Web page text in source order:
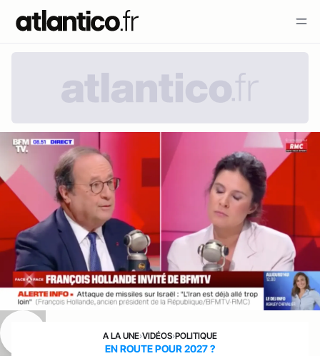
A LA UNE›VIDÉOS›POLITIQUE
EN ROUTE POUR 2027 ?